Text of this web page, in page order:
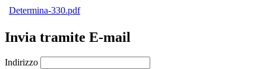
Determina-330.pdf
Invia tramite E-mail
Indirizzo